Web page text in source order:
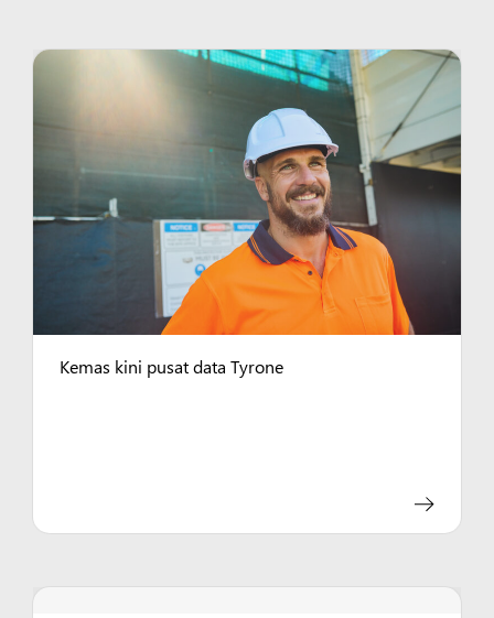
Kemas kini pusat data Tyrone